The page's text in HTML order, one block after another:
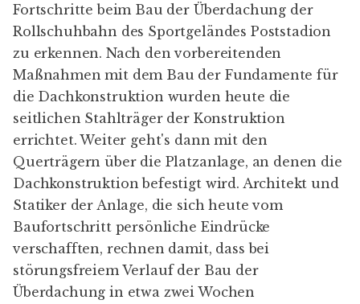
Fortschritte beim Bau der Überdachung der
Rollschuhbahn des Sportgeländes Poststadion
zu erkennen. Nach den vorbereitenden
Maßnahmen mit dem Bau der Fundamente für
die Dachkonstruktion wurden heute die
seitlichen Stahlträger der Konstruktion
errichtet. Weiter geht's dann mit den
Querträgern über die Platzanlage, an denen die
Dachkonstruktion befestigt wird. Architekt und
Statiker der Anlage, die sich heute vom
Baufortschritt persönliche Eindrücke
verschafften, rechnen damit, dass bei
störungsfreiem Verlauf der Bau der
Überdachung in etwa zwei Wochen